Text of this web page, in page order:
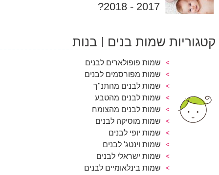
2017 - 2018?
קטגוריות שמות בנים בנות
שמות פופולארים לבנים
שמות מפורסמים לבנים
שמות לבנים מהתנ"ך
שמות לבנים מהטבע
שמות לבנים מהצומח
שמות מוסיקה לבנים
שמות יופי לבנים
שמות וינטג' לבנים
שמות ישראלי לבנים
שמות בינלאומיים לבנים